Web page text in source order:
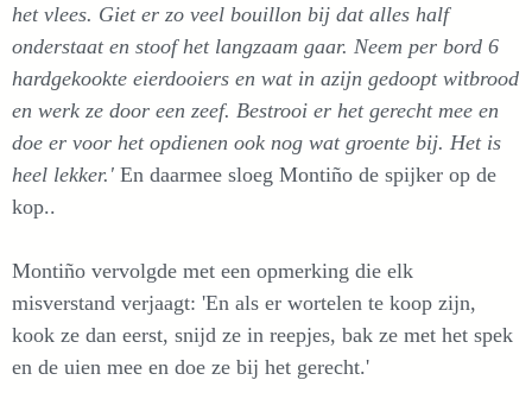
het vlees. Giet er zo veel bouillon bij dat alles half
onderstaat en stoof het langzaam gaar. Neem per bord 6
hardgekookte eierdooiers en wat in azijn gedoopt witbrood
en werk ze door een zeef. Bestrooi er het gerecht mee en
doe er voor het opdienen ook nog wat groente bij. Het is
heel lekker.' En daarmee sloeg Montiño de spijker op de
kop..
Montiño vervolgde met een opmerking die elk
misverstand verjaagt: 'En als er wortelen te koop zijn,
kook ze dan eerst, snijd ze in reepjes, bak ze met het spek
en de uien mee en doe ze bij het gerecht.'